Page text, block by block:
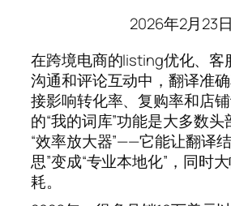
2026年2月23日
在跨境电商的listing优化、客
沟通和评论互动中，翻译准
接影响转化率、复购率和店
的“我的词库”功能是大多数
“效率放大器”——它能让翻译
思”变成“专业本地化”，同时
耗。